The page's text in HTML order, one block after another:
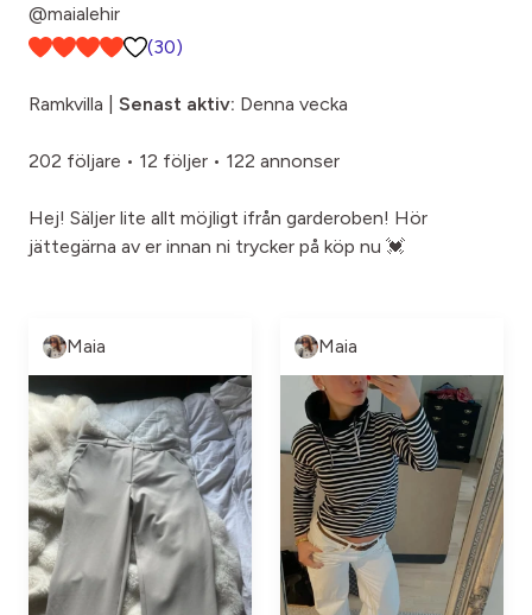
@maialehir
(30)
Ramkvilla | Senast aktiv: Denna vecka
202 följare • 12 följer • 122 annonser
Hej! Säljer lite allt möjligt ifrån garderoben! Hör
jättegärna av er innan ni trycker på köp nu 💓
Maia Maia